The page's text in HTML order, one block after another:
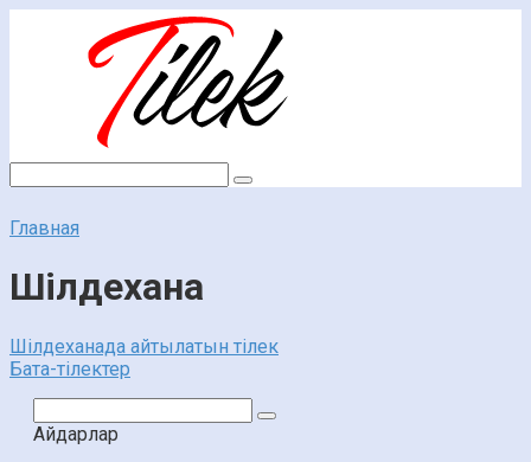
Главная
Шілдехана
Шілдеханада айтылатын тілек
Бата-тілектер
Айдарлар